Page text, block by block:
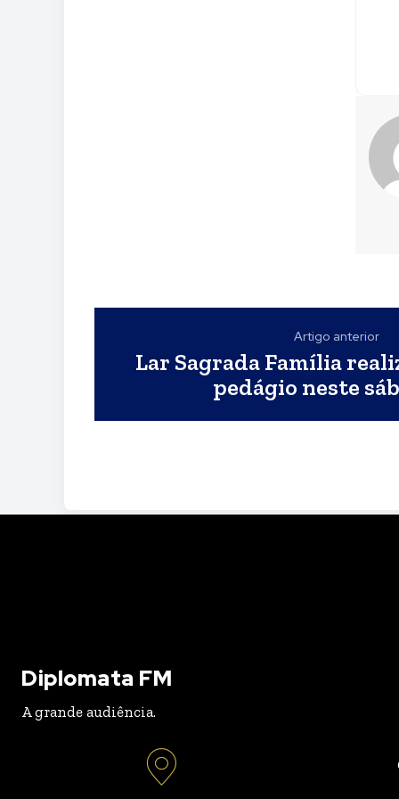
Artigo anterior
Lar Sagrada Família
pedágio neste
Diplomata FM
A grande audiência.